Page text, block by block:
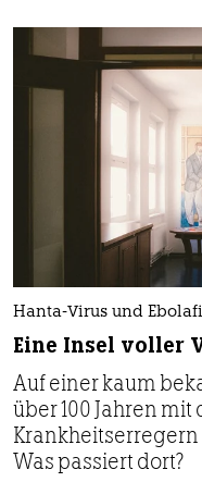
Hanta-Virus und
Eine Insel voller
Auf einer kaum
über 100 Jahren
Was passiert dort?